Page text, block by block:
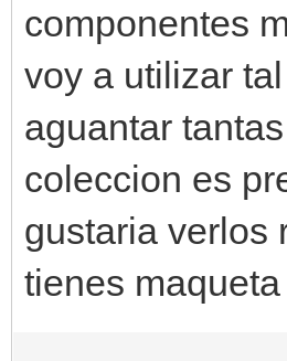
componentes
voy a utilizar
aguantar
coleccion es
gustaria verlos
tienes